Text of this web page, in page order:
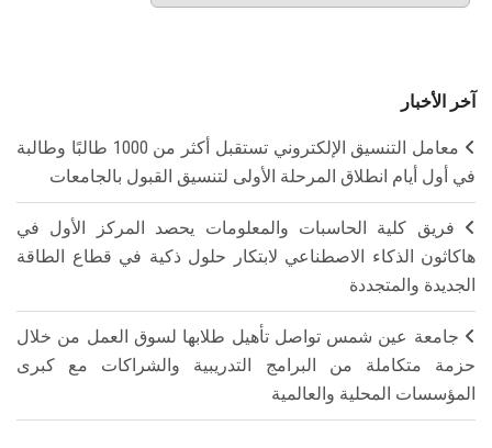
آخر الأخبار
معامل التنسيق الإلكتروني تستقبل أكثر من 1000 طالبًا وطالبة
في أول أيام انطلاق المرحلة الأولى لتنسيق القبول بالجامعات
فريق كلية الحاسبات والمعلومات يحصد المركز الأول في
هاكاثون الذكاء الاصطناعي لابتكار حلول ذكية في قطاع الطاقة
الجديدة والمتجددة
جامعة عين شمس تواصل تأهيل طلابها لسوق العمل من خلال
حزمة متكاملة من البرامج التدريبية والشراكات مع كبرى
المؤسسات المحلية والعالمية